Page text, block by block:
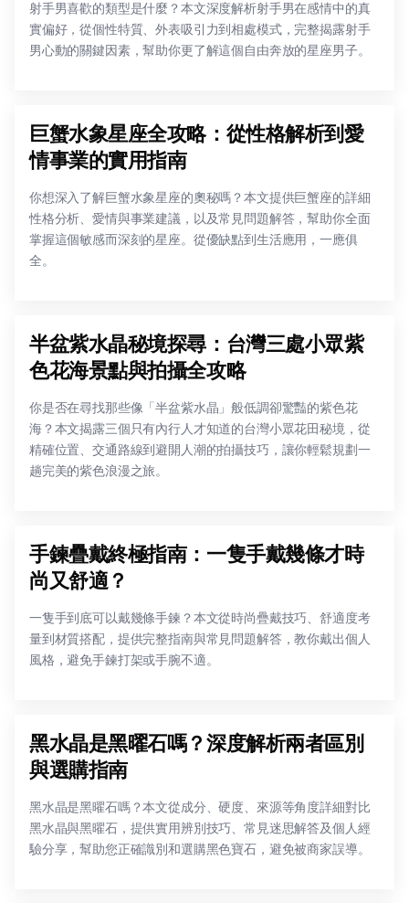
射手男喜歡的類型是什麼？本文深度解析射手男在感情中的真
實偏好，從個性特質、外表吸引力到相處模式，完整揭露射手
男心動的關鍵因素，幫助你更了解這個自由奔放的星座男子。
巨蟹水象星座全攻略：從性格解析到愛
情事業的實用指南
你想深入了解巨蟹水象星座的奧秘嗎？本文提供巨蟹座的詳細
性格分析、愛情與事業建議，以及常見問題解答，幫助你全面
掌握這個敏感而深刻的星座。從優缺點到生活應用，一應俱
全。
半盆紫水晶秘境探尋：台灣三處小眾紫
色花海景點與拍攝全攻略
你是否在尋找那些像「半盆紫水晶」般低調卻驚豔的紫色花
海？本文揭露三個只有內行人才知道的台灣小眾花田秘境，從
精確位置、交通路線到避開人潮的拍攝技巧，讓你輕鬆規劃一
趟完美的紫色浪漫之旅。
手鍊疊戴終極指南：一隻手戴幾條才時
尚又舒適？
一隻手到底可以戴幾條手鍊？本文從時尚疊戴技巧、舒適度考
量到材質搭配，提供完整指南與常見問題解答，教你戴出個人
風格，避免手鍊打架或手腕不適。
黑水晶是黑曜石嗎？深度解析兩者區別
與選購指南
黑水晶是黑曜石嗎？本文從成分、硬度、來源等角度詳細對比
黑水晶與黑曜石，提供實用辨別技巧、常見迷思解答及個人經
驗分享，幫助您正確識別和選購黑色寶石，避免被商家誤導。